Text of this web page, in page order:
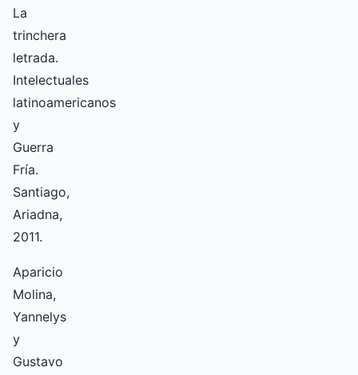
La
trinchera
letrada.
Intelectuales
latinoamericanos
y
Guerra
Fría.
Santiago,
Ariadna,
2011.
Aparicio
Molina,
Yannelys
y
Gustavo